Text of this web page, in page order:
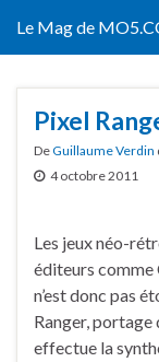
Le Mag de
Pixel
DeGuillaume Verdin
4 octobre 2011
Les jeux néo-
éditeurs comme
n’est donc pas
Ranger, portage
effectue la